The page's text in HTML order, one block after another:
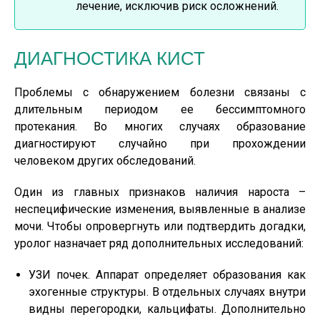
лечение, исключив риск осложнений.
ДИАГНОСТИКА КИСТ
Проблемы с обнаружением болезни связаны с
длительным периодом ее бессимптомного
протекания. Во многих случаях образование
диагностируют случайно при прохождении
человеком других обследований.
Один из главных признаков наличия нароста –
неспецифические изменения, выявленные в анализе
мочи. Чтобы опровергнуть или подтвердить догадки,
уролог назначает ряд дополнительных исследований:
УЗИ почек. Аппарат определяет образования как
эхогенные структуры. В отдельных случаях внутри
видны перегородки, кальцифаты. Дополнительно